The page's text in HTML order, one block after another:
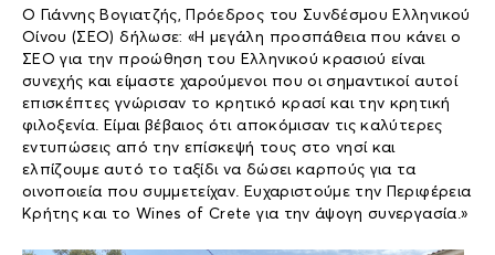
Ο Γιάννης Βογιατζής, Πρόεδρος του Συνδέσμου Ελληνικού
Οίνου (ΣΕΟ) δήλωσε: «Η μεγάλη προσπάθεια που κάνει ο
ΣΕΟ για την προώθηση του Ελληνικού κρασιού είναι
συνεχής και είμαστε χαρούμενοι που οι σημαντικοί αυτοί
επισκέπτες γνώρισαν το κρητικό κρασί και την κρητική
φιλοξενία. Είμαι βέβαιος ότι αποκόμισαν τις καλύτερες
εντυπώσεις από την επίσκεψή τους στο νησί και
ελπίζουμε αυτό το ταξίδι να δώσει καρπούς για τα
οινοποιεία που συμμετείχαν. Ευχαριστούμε την Περιφέρεια
Κρήτης και το Wines of Crete για την άψογη συνεργασία.»